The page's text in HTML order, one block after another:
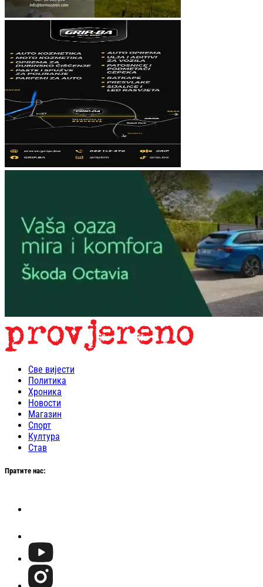
Све вијести
Политика
Хроника
Новости
Магазин
Спорт
Култура
Став
Пратите нас: